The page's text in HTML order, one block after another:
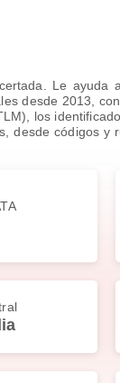
Le
desde 2013,
los
desde códigos